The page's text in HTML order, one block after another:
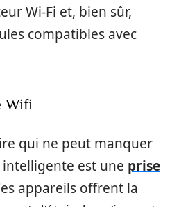
Wi-Fi et, bien sûr,
compatibles avec
Wifi
qui ne peut manquer
est une prise
appareils offrent la